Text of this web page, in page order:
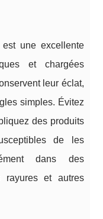
une excellente
et chargées
leur éclat,
simples. Évitez
des produits
de les
dans des
rayures et autres